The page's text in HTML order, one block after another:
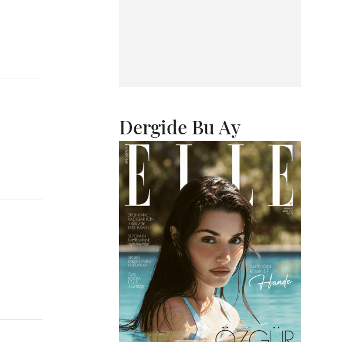
Dergide Bu Ay